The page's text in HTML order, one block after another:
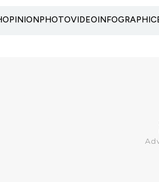
OPINIONPHOTOVIDEOINFOGRAPHIC